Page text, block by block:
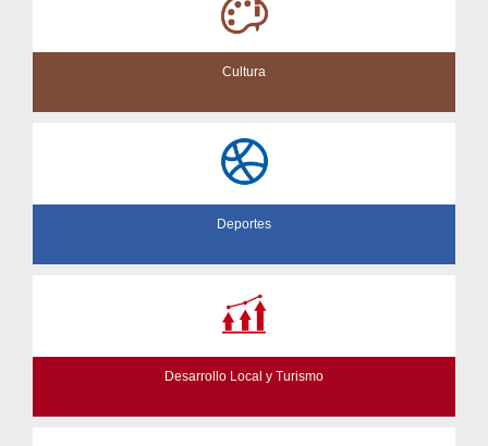
Cultura
Deportes
Desarrollo Local y Turismo